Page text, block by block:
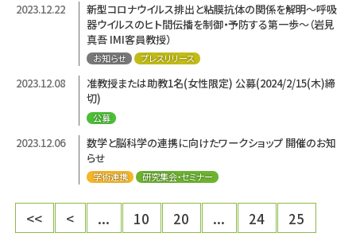
2023.12.22
新型コロナウイルス排出と粘膜抗体の関係を解明～呼吸
器ウイルスのヒト間伝播を制御・予防する第一歩～（岩見
真吾 IMI客員教授）
お知らせ プレスリリース
2023.12.08
准教授または助教1名(女性限定) 公募(2024/2/15(木)締
切)
公募
2023.12.06
数学と脳科学の連携に向けたワークショップ 開催のお知
らせ
学術連携 研究集会・セミナー
<< < ... 10 20 ... 24
25